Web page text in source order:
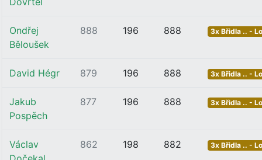
Ondřej
Běloušek
888 196 888 3x Břidla .. -
David Hégr 879 196 888 3x Břidla .. -
Jakub
Pospěch
877 196 888 3x Břidla .. -
Václav
862 198 882 3x Břidla .. -